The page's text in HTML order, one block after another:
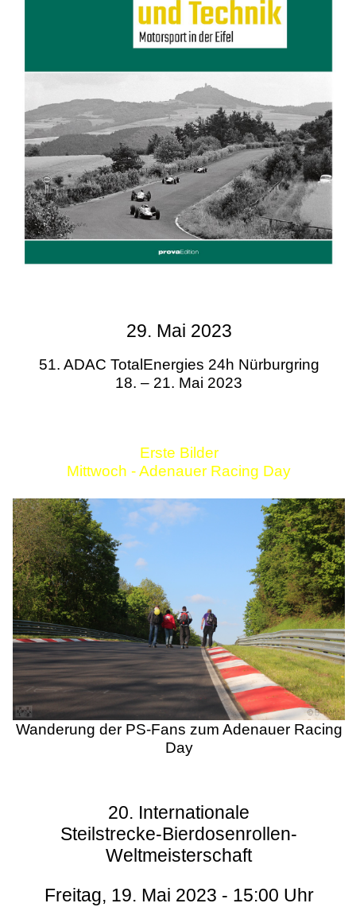
29. Mai 2023
51. ADAC TotalEnergies 24h Nürburgring
18. – 21. Mai 2023
Erste Bilder
Mittwoch - Adenauer Racing Day
Wanderung der PS-Fans zum Adenauer Racing
Day
20. Internationale
Steilstrecke-Bierdosenrollen-
Weltmeisterschaft
Freitag, 19. Mai 2023 - 15:00 Uhr